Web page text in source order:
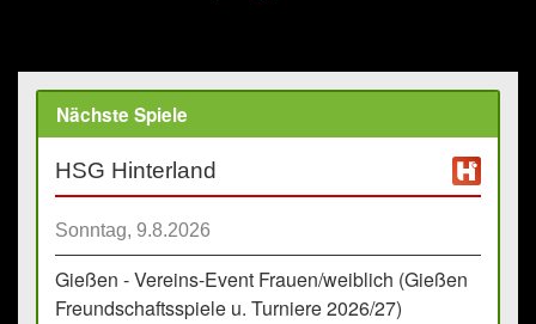
Nächste Spiele
HSG Hinterland
Sonntag, 9.8.2026
Gießen - Vereins-Event Frauen/weiblich (Gießen
Freundschaftsspiele u. Turniere 2026/27)